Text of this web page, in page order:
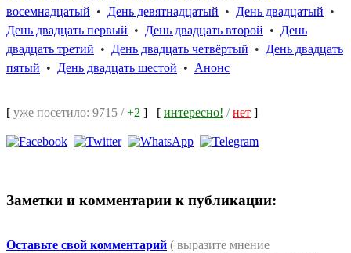
восемнадцатый • День девятнадцатый • День двадцатый •
День двадцать первый • День двадцать второй • День
двадцать третий • День двадцать четвёртый • День двадцать
пятый • День двадцать шестой • Анонс
[ уже посетило: 9715 /+2 ] [ интересно! /нет ]
Заметки и комментарии к публикации:
Оставьте свой комментарий ( выразите мнение